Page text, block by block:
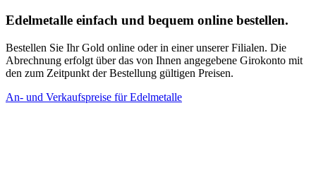
Edelmetalle einfach und bequem online bestellen.
Bestellen Sie Ihr Gold online oder in einer unserer Filialen. Die
Abrechnung erfolgt über das von Ihnen angegebene Girokonto mit
den zum Zeit­punkt der Bestellung gültigen Preisen.
An- und Verkaufspreise für Edelmetalle